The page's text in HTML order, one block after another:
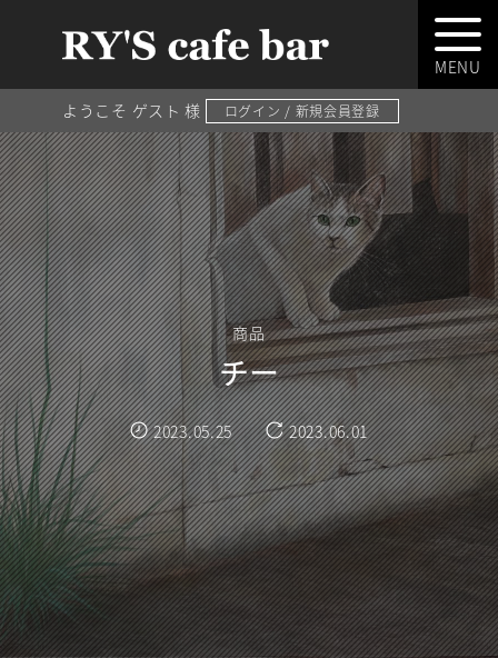
ようこそ ゲスト 様 ログイン / 新規会員登録
商品
チー
2023.05.25 2023.06.01